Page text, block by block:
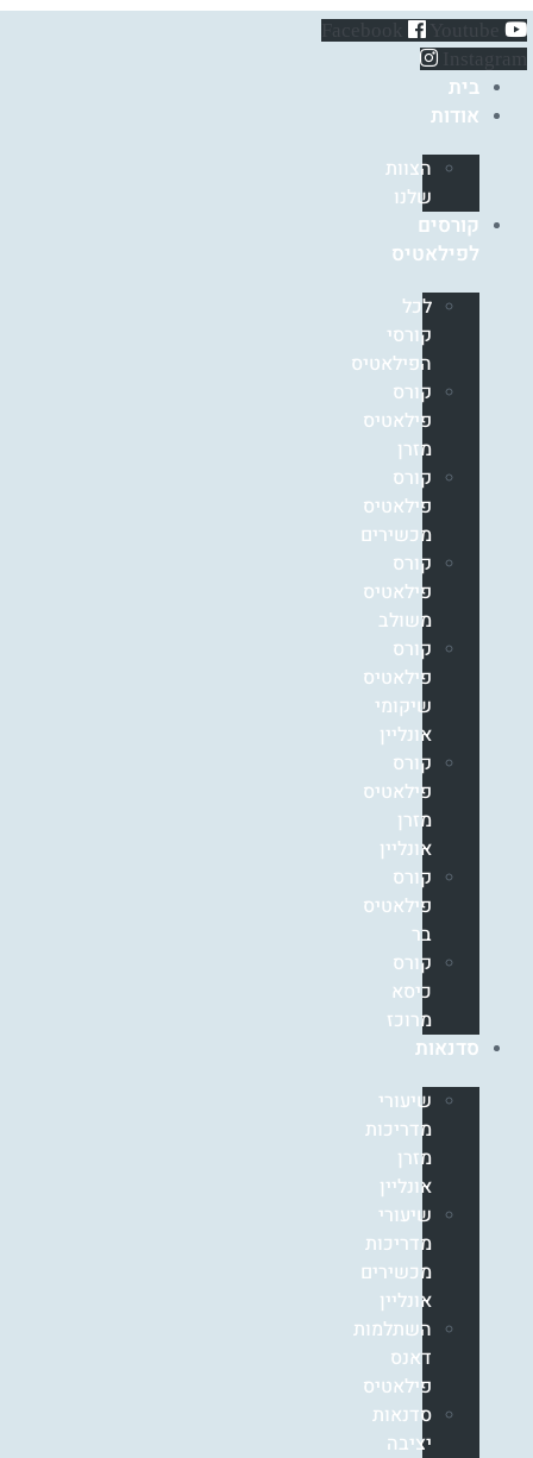
בית
אודות
הצוות
שלנו
קורסים
לפילאטיס
לכל
קורסי
הפילאטיס
קורס
פילאטיס
מזרן
קורס
פילאטיס
מכשירים
קורס
פילאטיס
משולב
קורס
פילאטיס
שיקומי
אונליין
קורס
פילאטיס
מזרן
אונליין
קורס
פילאטיס
בר
קורס
כיסא
מרוכז
סדנאות
שיעורי
מדריכות
מזרן
אונליין
שיעורי
מדריכות
מכשירים
אונליין
השתלמות
דאנס
פילאטיס
סדנאות
יציבה